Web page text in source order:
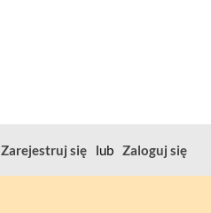
Zarejestruj się lub Zaloguj się